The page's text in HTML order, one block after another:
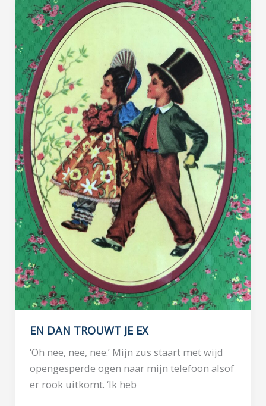
IN
PYJAMA
EN DAN TROUWT JE EX
‘Oh nee, nee, nee.’ Mijn zus staart met wijd
opengesperde ogen naar mijn telefoon alsof
er rook uitkomt. ‘Ik heb